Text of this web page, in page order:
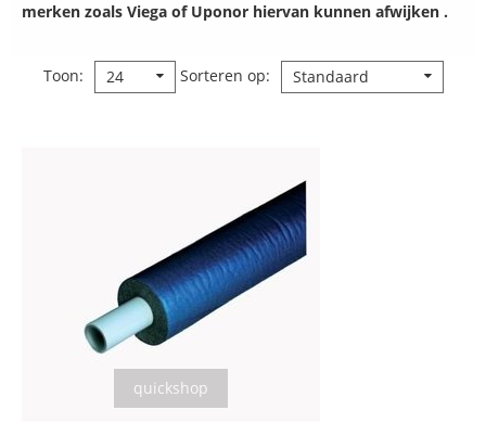
merken zoals Viega of Uponor hiervan kunnen afwijken .
Toon 24 Sorteren op Standaard
quickshop